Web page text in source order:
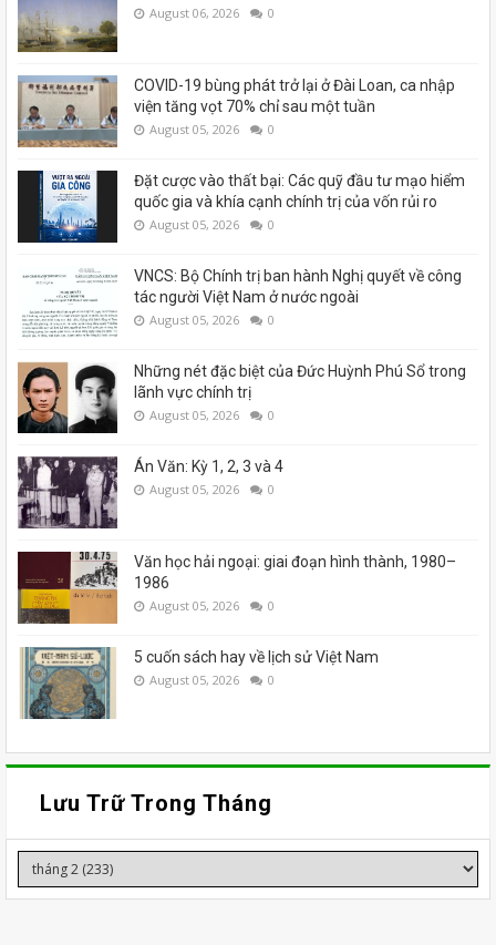
August 06, 2026 0
COVID-19 bùng phát trở lại ở Đài Loan, ca nhập
viện tăng vọt 70% chỉ sau một tuần
August 05, 2026 0
Đặt cược vào thất bại: Các quỹ đầu tư mạo hiểm
quốc gia và khía cạnh chính trị của vốn rủi ro
August 05, 2026 0
VNCS: Bộ Chính trị ban hành Nghị quyết về công
tác người Việt Nam ở nước ngoài
August 05, 2026 0
Những nét đặc biệt của Đức Huỳnh Phú Sổ trong
lãnh vực chính trị
August 05, 2026 0
Án Văn: Kỳ 1, 2, 3 và 4
August 05, 2026 0
Văn học hải ngoại: giai đoạn hình thành, 1980–
1986
August 05, 2026 0
5 cuốn sách hay về lịch sử Việt Nam
August 05, 2026 0
Lưu Trữ Trong Tháng